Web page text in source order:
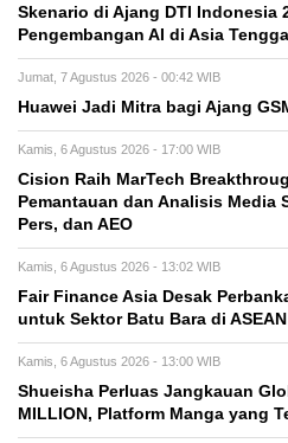
Skenario di Ajang DTI Indonesia
Pengembangan AI di Asia
Jumat, 7 Agustus 2026 - 00:42 WIB
Huawei Jadi Mitra bagi Ajang
Kamis, 6 Agustus 2026 - 17:00 WIB
Cision Raih MarTech
Pemantauan dan Analisis Media
Pers, dan AEO
Kamis, 6 Agustus 2026 - 13:02 WIB
Fair Finance Asia Desak
untuk Sektor Batu Bara di ASEAN
Kamis, 6 Agustus 2026 - 13:00 WIB
Shueisha Perluas Jangkauan
MILLION, Platform Manga yang